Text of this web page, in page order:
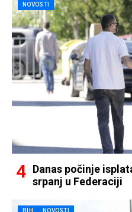
NOVOSTI
Danas počinje
srpanj u Federaciji
BIH NOVOSTI